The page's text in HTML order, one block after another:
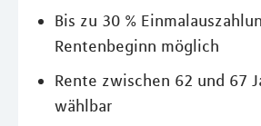
Bis zu 30 %
Rentenbeginn möglich
Rente zwischen 62 und 67
wählbar